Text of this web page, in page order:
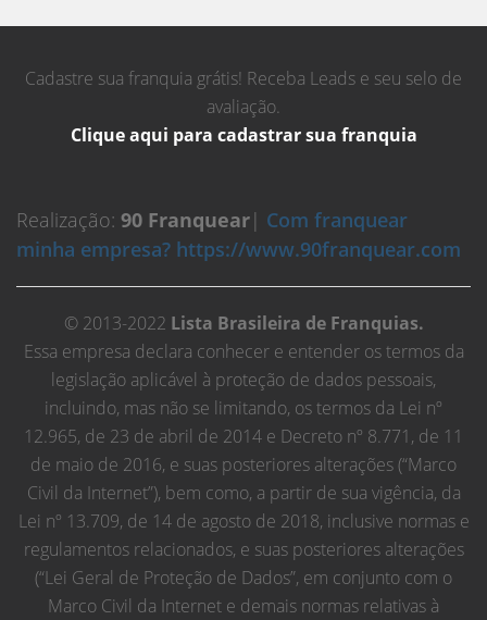
Cadastre sua franquia grátis! Receba Leads e seu selo de
avaliação.
Clique aqui para cadastrar sua franquia
Realização: 90 Franquear| Com franquear
minha empresa? https://www.90franquear.com
© 2013-2022 Lista Brasileira de Franquias.
Essa empresa declara conhecer e entender os termos da
legislação aplicável à proteção de dados pessoais,
incluindo, mas não se limitando, os termos da Lei nº
12.965, de 23 de abril de 2014 e Decreto nº 8.771, de 11
de maio de 2016, e suas posteriores alterações (“Marco
Civil da Internet”), bem como, a partir de sua vigência, da
Lei nº 13.709, de 14 de agosto de 2018, inclusive normas e
regulamentos relacionados, e suas posteriores alterações
(“Lei Geral de Proteção de Dados”, em conjunto com o
Marco Civil da Internet e demais normas relativas à